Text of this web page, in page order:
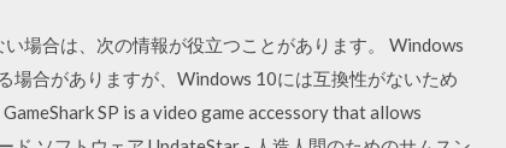
場合は、次の情報が役立つことがあります。 Windows
場合がありますが、Windows 10には互換性がないため
SP is a video game accessory that allows